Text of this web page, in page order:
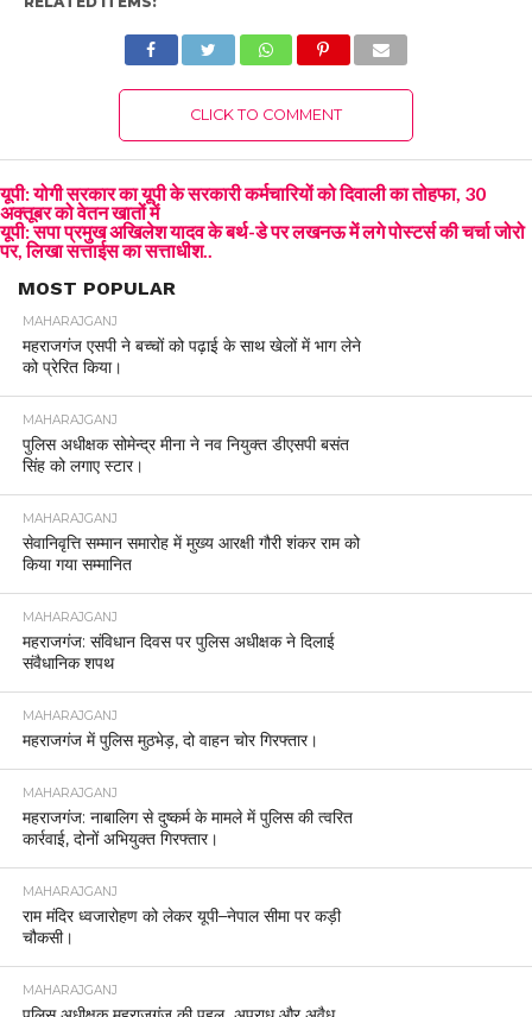
CLICK TO COMMENT
यूपी: योगी सरकार का यूपी के सरकारी कर्मचारियों को दिवाली का तोहफा, 30
अक्तूबर को वेतन खातों में
यूपी: सपा प्रमुख अखिलेश यादव के बर्थ-डे पर लखनऊ में लगे पोस्टर्स की चर्चा जोरो
पर, लिखा सत्ताईस का सत्ताधीश..
MOST POPULAR
MAHARAJGANJ
महराजगंज एसपी ने बच्चों को पढ़ाई के साथ खेलों में भाग लेने
को प्रेरित किया।
MAHARAJGANJ
पुलिस अधीक्षक सोमेन्द्र मीना ने नव नियुक्त डीएसपी बसंत
सिंह को लगाए स्टार।
MAHARAJGANJ
सेवानिवृत्ति सम्मान समारोह में मुख्य आरक्षी गौरी शंकर राम को
किया गया सम्मानित
MAHARAJGANJ
महराजगंज: संविधान दिवस पर पुलिस अधीक्षक ने दिलाई
संवैधानिक शपथ
MAHARAJGANJ
महराजगंज में पुलिस मुठभेड़, दो वाहन चोर गिरफ्तार।
MAHARAJGANJ
महराजगंज: नाबालिग से दुष्कर्म के मामले में पुलिस की त्वरित
कार्रवाई, दोनों अभियुक्त गिरफ्तार।
MAHARAJGANJ
राम मंदिर ध्वजारोहण को लेकर यूपी–नेपाल सीमा पर कड़ी
चौकसी।
MAHARAJGANJ